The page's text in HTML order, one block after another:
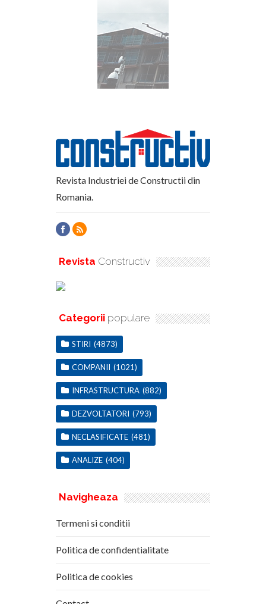
Revista Industriei de Constructii din
Romania.
Revista Constructiv
Categorii populare
STIRI (4873)
COMPANII (1021)
INFRASTRUCTURA (882)
DEZVOLTATORI (793)
NECLASIFICATE (481)
ANALIZE (404)
Navigheaza
Termeni si conditii
Politica de confidentialitate
Politica de cookies